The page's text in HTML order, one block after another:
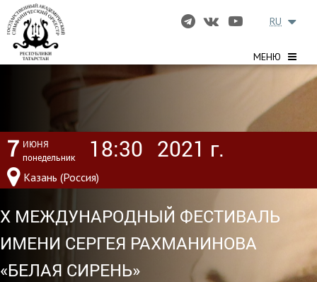
МЕНЮ
RU
7 ИЮНЯ
понедельник
18:30 2021 г.
Казань (Россия)
X МЕЖДУНАРОДНЫЙ ФЕСТИВАЛЬ
ИМЕНИ СЕРГЕЯ РАХМАНИНОВА
«БЕЛАЯ СИРЕНЬ»